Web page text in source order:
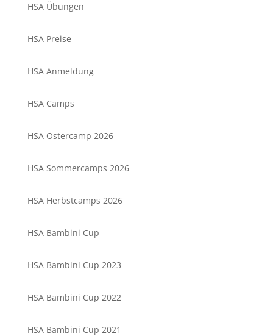
HSA Übungen
HSA Preise
HSA Anmeldung
HSA Camps
HSA Ostercamp 2026
HSA Sommercamps 2026
HSA Herbstcamps 2026
HSA Bambini Cup
HSA Bambini Cup 2023
HSA Bambini Cup 2022
HSA Bambini Cup 2021